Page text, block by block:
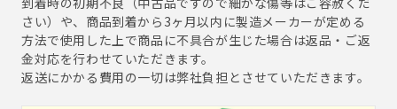
さい）や、商品到着から3ヶ月以内に製造メーカーが定める
方法で使用した上で商品に不具合が生じた場合は返品・ご返
金対応を行わせていただきます。
返送にかかる費用の一切は弊社負担とさせていただきます。